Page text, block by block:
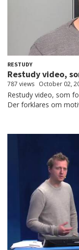
RESTUDY
Restudy video,
787 views October 02,
Restudy video, som
Der forklares om